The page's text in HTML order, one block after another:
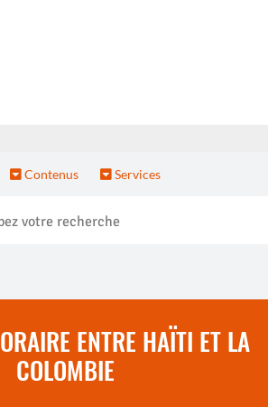
Contenus Services
ENTRE HAÏTI ET LA
COLOMBIE